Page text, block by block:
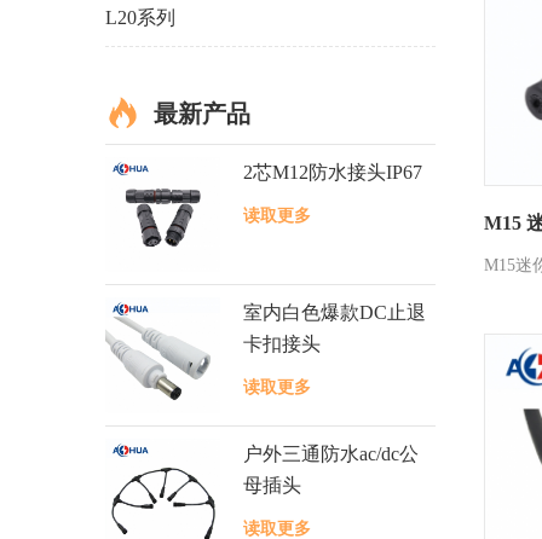
M15
M15迷
L20系列
最新产品
2芯M12防水接头IP67
读取更多
室内白色爆款DC止退
卡扣接头
读取更多
户外三通防水ac/dc公
母插头
读取更多